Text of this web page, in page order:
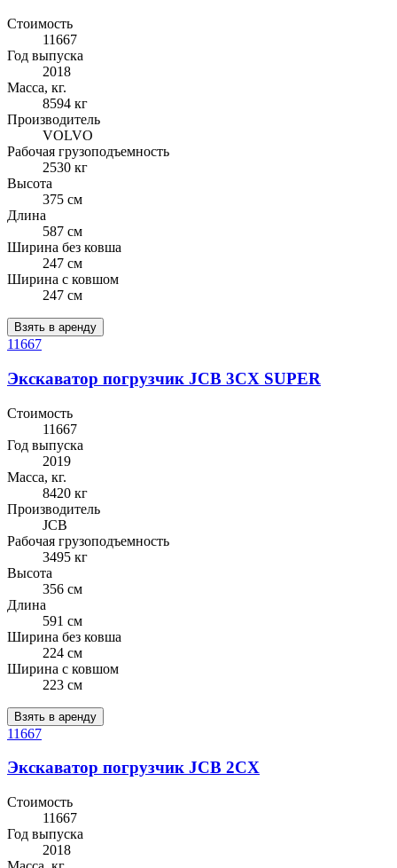
Стоимость
11667
Год выпуска
2018
Масса, кг.
8594 кг
Производитель
VOLVO
Рабочая грузоподъемность
2530 кг
Высота
375 см
Длина
587 см
Ширина без ковша
247 см
Ширина с ковшом
247 см
Взять в аренду
11667
Экскаватор погрузчик JCB 3CX SUPER
Стоимость
11667
Год выпуска
2019
Масса, кг.
8420 кг
Производитель
JCB
Рабочая грузоподъемность
3495 кг
Высота
356 см
Длина
591 см
Ширина без ковша
224 см
Ширина с ковшом
223 см
Взять в аренду
11667
Экскаватор погрузчик JCB 2CX
Стоимость
11667
Год выпуска
2018